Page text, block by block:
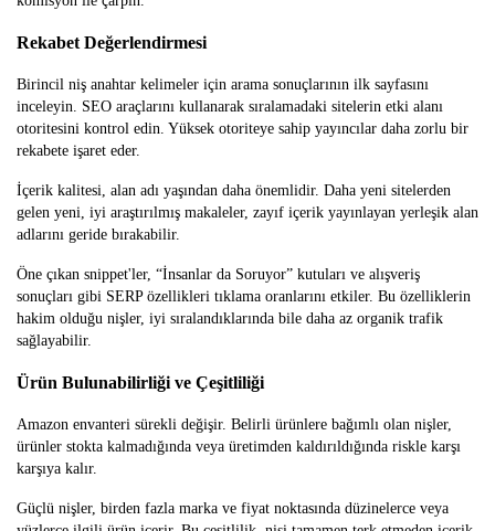
Rekabet Değerlendirmesi
Birincil niş anahtar kelimeler için arama sonuçlarının ilk sayfasını
inceleyin. SEO araçlarını kullanarak sıralamadaki sitelerin etki alanı
otoritesini kontrol edin. Yüksek otoriteye sahip yayıncılar daha zorlu bir
rekabete işaret eder.
İçerik kalitesi, alan adı yaşından daha önemlidir. Daha yeni sitelerden
gelen yeni, iyi araştırılmış makaleler, zayıf içerik yayınlayan yerleşik alan
adlarını geride bırakabilir.
Öne çıkan snippet'ler, “İnsanlar da Soruyor” kutuları ve alışveriş
sonuçları gibi SERP özellikleri tıklama oranlarını etkiler. Bu özelliklerin
hakim olduğu nişler, iyi sıralandıklarında bile daha az organik trafik
sağlayabilir.
Ürün Bulunabilirliği ve Çeşitliliği
Amazon envanteri sürekli değişir. Belirli ürünlere bağımlı olan nişler,
ürünler stokta kalmadığında veya üretimden kaldırıldığında riskle karşı
karşıya kalır.
Güçlü nişler, birden fazla marka ve fiyat noktasında düzinelerce veya